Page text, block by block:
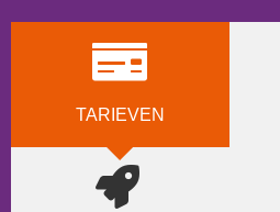
TARIEVEN